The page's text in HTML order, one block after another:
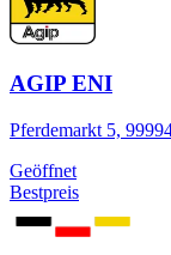
AGIP ENI
Pferdemarkt 5,
Geöffnet
Bestpreis